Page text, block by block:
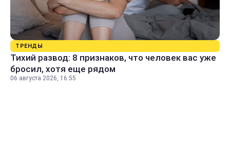
ТРЕНДЫ
Тихий развод: 8 признаков, что человек вас уже
бросил, хотя еще рядом
06 августа 2026, 16:55